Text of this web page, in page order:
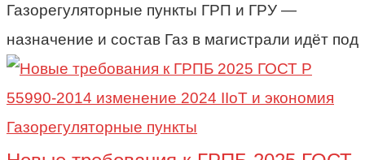
Газорегуляторные пункты ГРП и ГРУ —
назначение и состав Газ в магистрали идёт под
Газорегуляторные пункты